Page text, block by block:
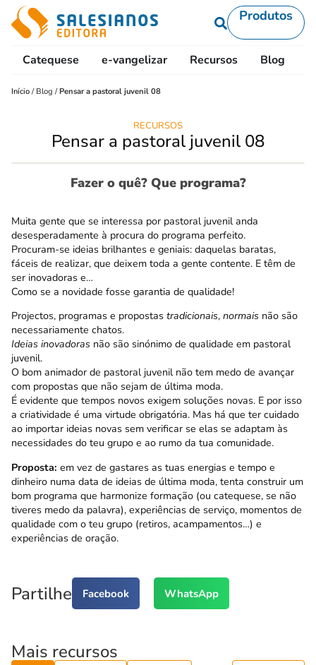
Produtos
Catequese e-vangelizar Recursos Blog
Início / Blog /Pensar a pastoral juvenil 08
RECURSOS
Pensar a pastoral juvenil 08
Fazer o quê? Que programa?
Muita gente que se interessa por pastoral juvenil anda
desesperadamente à procura do programa perfeito.
Procuram-se ideias brilhantes e geniais: daquelas baratas,
fáceis de realizar, que deixem toda a gente contente. E têm de
ser inovadoras e…
Como se a novidade fosse garantia de qualidade!
Projectos, programas e propostas tradicionais, normais não são
necessariamente chatos.
Ideias inovadoras não são sinónimo de qualidade em pastoral
juvenil.
O bom animador de pastoral juvenil não tem medo de avançar
com propostas que não sejam de última moda.
É evidente que tempos novos exigem soluções novas. E por isso
a criatividade é uma virtude obrigatória. Mas há que ter cuidado
ao importar ideias novas sem verificar se elas se adaptam às
necessidades do teu grupo e ao rumo da tua comunidade.
Proposta: em vez de gastares as tuas energias e tempo e
dinheiro numa data de ideias de última moda, tenta construir um
bom programa que harmonize formação (ou catequese, se não
tiveres medo da palavra), experiências de serviço, momentos de
qualidade com o teu grupo (retiros, acampamentos…) e
experiências de oração.
Partilhe Facebook WhatsApp
Mais recursos